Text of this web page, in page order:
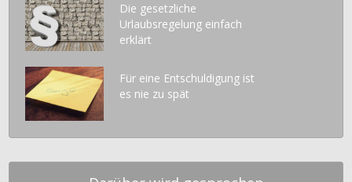
Die gesetzliche
Urlaubsregelung einfach
erklärt
Für eine Entschuldigung ist
es nie zu spät